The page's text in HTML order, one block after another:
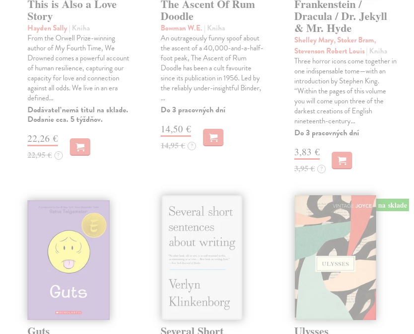
This is Also a Love
Story
Hayden Sally| Kniha
From the Orwell Prize-winning
author of My Fourth Time, We
Drowned comes a powerful account
of human resilience, capturing our
capacity for love and connection
against all odds. We live in an era
defined…
Dodávateľ nemá titul na sklade.
Dodanie cca. 5 týždňov.
22,26 €
22,95 € ?
The Ascent Of Rum
Doodle
Bowman W.E. | Kniha
An outrageously funny spoof about
the ascent of a 40,000-and-a-half-
foot peak, The Ascent of Rum
Doodle has been a cult favourite
since its publication in 1956. Led by
the reliably under-insightful Binder,
…
Do 3 pracovných dní
14,50 €
14,95 € ?
Frankenstein /
Dracula / Dr. Jekyll
& Mr. Hyde
Shelley Mary, Stoker Bram,
Stevenson Robert Louis| Kniha
Three horror icons come together in
one indispensable tome—with an
introduction by Stephen King.
“Within the pages of this volume
you will come upon three of the
darkest creations of English
nineteenth-century…
Do 3 pracovných dní
3,83 €
3,95 € ?
na sklade